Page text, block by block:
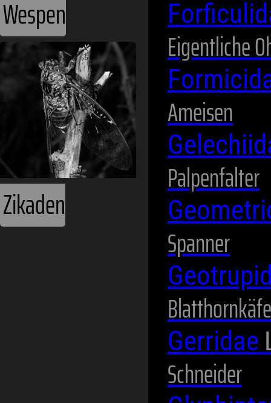
Wespen
Zikaden
Eigentliche
Ameisen
Palpenfalter
Spanner
Gerridae
Schneider